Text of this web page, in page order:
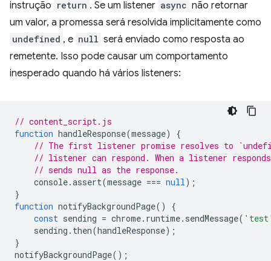
instrução return . Se um listener async não retornar
um valor, a promessa será resolvida implicitamente como
undefined , e null será enviado como resposta ao
remetente. Isso pode causar um comportamento
inesperado quando há vários listeners:
// content_script.js
function handleResponse(message)
{
// The first listener promise resolves to
// listener can respond. When a listener
// sends null as the response.
console.assert(message === null);
}
function notifyBackgroundPage()
{
const sending = chrome. runtime. sendMessage(
sending . then(handleResponse);
}
notifyBackgroundPage();